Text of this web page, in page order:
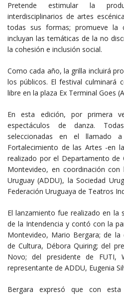
Pretende estimular la
interdisciplinarios de artes
todas sus formas; promueve la
incluyan las temáticas de la no
la cohesión e inclusión social.
Como cada año, la grilla incluirá
los públicos. El festival culminará
libre en la plaza Ex Terminal Goes
En esta edición, por primera
espectáculos de danza.
seleccionadas en el llamado
Fortalecimiento de las Artes -en
realizado por el Departamento de
Montevideo, en coordinación
Uruguay (ADDU), la Sociedad
Federación Uruguaya de Teatros
El lanzamiento fue realizado en la
de la Intendencia y contó con la
Montevideo, Mario Bergara; de
de Cultura, Débora Quiring; del
Novo; del presidente de FUTI,
representante de ADDU, Eugenia
Bergara expresó que con